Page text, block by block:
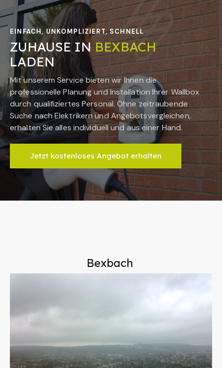
EINFACH, UNKOMPLIZIERT, SCHNELL
ZUHAUSE INBEXBACH
LADEN
Mit unserem Service bieten wir Ihnen die
professionelle Planung und Installation Ihrer Wallbox
durch qualifiziertes Personal. Ohne zeitraubende
Suche nach Elektrikern und Angebotsvergleichen,
erhalten Sie alles individuell und aus einer Hand.
Jetzt kostenloses Angebot erhalten
Bexbach